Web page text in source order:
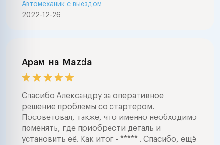
2022-12-26
Автомеханик с выездом
Арам на Mazda
Спасибо Александру за оперативное
решение проблемы со стартером.
Посоветовал, также, что именно необходимо
поменять, где приобрести деталь и
установить её. Как итог - ***** . Спасибо, ещё